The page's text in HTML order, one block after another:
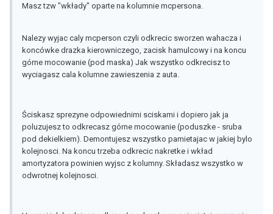
Masz tzw "wkłady" oparte na kolumnie mcpersona.
Nalezy wyjac caly mcperson czyli odkrecic sworzen wahacza i
koncówke drazka kierowniczego, zacisk hamulcowy i na koncu
górne mocowanie (pod maska) Jak wszystko odkrecisz to
wyciagasz cala kolumne zawieszenia z auta.
Ściskasz sprezyne odpowiednimi sciskami i dopiero jak ja
poluzujesz to odkrecasz górne mocowanie (poduszke - sruba
pod dekielkiem). Demontujesz wszystko pamietajac w jakiej bylo
kolejnosci. Na koncu trzeba odkrecic nakretke i wkład
amortyzatora powinien wyjsc z kolumny. Składasz wszystko w
odwrotnej kolejnosci.